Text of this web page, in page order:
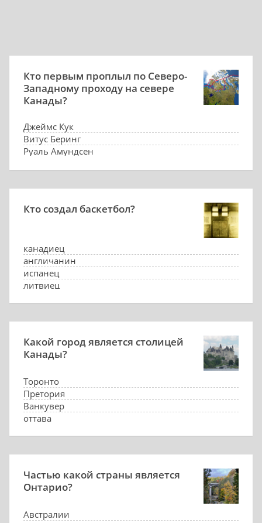
Кто первым проплыл по Северо-
Западному проходу на севере
Канады?
Джеймс Кук
Витус Беринг
Руаль Амундсен
Кто создал баскетбол?
канадиец
англичанин
испанец
литвиец
Какой город является столицей
Канады?
Торонто
Претория
Ванкувер
оттава
Частью какой страны является
Онтарио?
Австралии